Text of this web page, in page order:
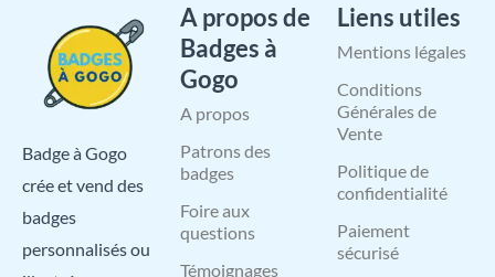
Badge à Gogo
crée et vend des
badges
personnalisés ou
A propos de
Badges à
Gogo
A propos
Patrons des
badges
Foire aux
questions
Témoignages
Liens utiles
Mentions légales
Conditions
Générales de
Vente
Politique de
confidentialité
Paiement
sécurisé